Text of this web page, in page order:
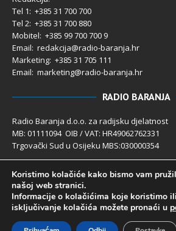
Tel 1: +385 31 700 700
Tel 2: +385 31 700 880
Mobitel: +385 99 700 700 9
Email: redakcija@radio-baranja.hr
Marketing: +385 31 705 111
Email: marketing@radio-baranja.hr
RADIO BARANJA
Radio Baranja d.o.o. za radijsku djelatnost
MB: 01111094 OIB / VAT: HR49062762331
Trgovački Sud u Osijeku MBS:030000354
Temeljni kapital 2.600,00 € uplaćen u cijelosti
Poslovni račun PBZ: 2340009-1100121402
IBAN: HR4123400091100121402
Uprava društva: Ivanka Rusan
Koristimo kolačiće kako bismo vam
našoj web stranici.
Informacije o kolačićima koje koristimo
isključivanje kolačića možete pronaći u